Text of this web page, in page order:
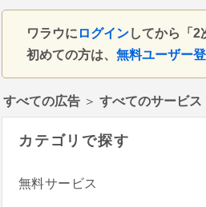
ワラウに ログインしてから「
初めての方は、 無料ユーザー
すべての広告 ＞ すべてのサービス
カテゴリで探す
無料サービス